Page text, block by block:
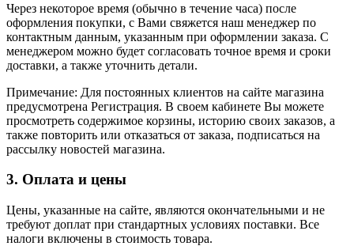
Через некоторое время (обычно в течение часа) после
оформления покупки, с Вами свяжется наш менеджер по
контактным данным, указанным при оформлении заказа. С
менеджером можно будет согласовать точное время и сроки
доставки, а также уточнить детали.
Примечание: Для постоянных клиентов на сайте магазина
предусмотрена Регистрация. В своем кабинете Вы можете
просмотреть содержимое корзины, историю своих заказов, а
также повторить или отказаться от заказа, подписаться на
рассылку новостей магазина.
3. Оплата и цены
Цены, указанные на сайте, являются окончательными и не
требуют доплат при стандартных условиях поставки. Все
налоги включены в стоимость товара.